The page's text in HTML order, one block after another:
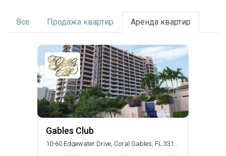
Все Продажа квартир Аренда квартир
Gables Club
10-60 Edgewater Drive, Coral Gables, FL 33133